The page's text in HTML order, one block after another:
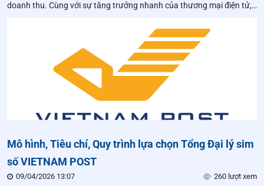
doanh thu. Cùng với sự tăng trưởng nhanh của thương mại điện tử,
Mô hình, Tiêu chí, Quy trình lựa chọn Tổng Đại lý sim
số VIETNAM POST
09/04/2026 13:07 260 lượt xem